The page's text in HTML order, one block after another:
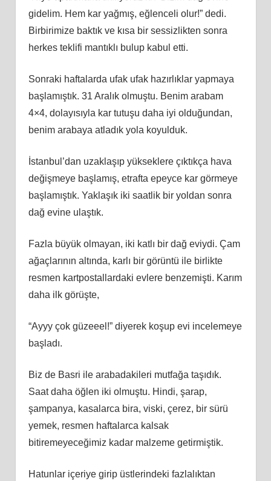
gidelim. Hem kar yağmış, eğlenceli olur!” dedi.
Birbirimize baktık ve kısa bir sessizlikten sonra
herkes teklifi mantıklı bulup kabul etti.
Sonraki haftalarda ufak ufak hazırlıklar yapmaya
başlamıştık. 31 Aralık olmuştu. Benim arabam
4×4, dolayısıyla kar tutuşu daha iyi olduğundan,
benim arabaya atladık yola koyulduk.
İstanbul’dan uzaklaşıp yükseklere çıktıkça hava
değişmeye başlamış, etrafta epeyce kar görmeye
başlamıştık. Yaklaşık iki saatlik bir yoldan sonra
dağ evine ulaştık.
Fazla büyük olmayan, iki katlı bir dağ eviydi. Çam
ağaçlarının altında, karlı bir görüntü ile birlikte
resmen kartpostallardaki evlere benzemişti. Karım
daha ilk görüşte,
“Ayyy çok güzeeel!” diyerek koşup evi incelemeye
başladı.
Biz de Basri ile arabadakileri mutfağa taşıdık.
Saat daha öğlen iki olmuştu. Hindi, şarap,
şampanya, kasalarca bira, viski, çerez, bir sürü
yemek, resmen haftalarca kalsak
bitiremeyeceğimiz kadar malzeme getirmiştik.
Hatunlar içeriye girip üstlerindeki fazlalıktan